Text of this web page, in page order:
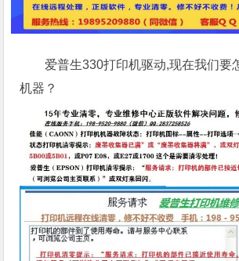
爱普生330打印机驱动,现在我们要
机器？